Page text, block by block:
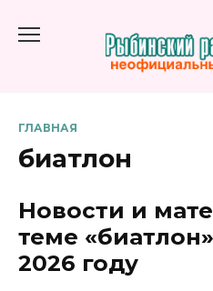
содержанию
ГЛАВНАЯ
биатлон
Новости и
теме
2026 году